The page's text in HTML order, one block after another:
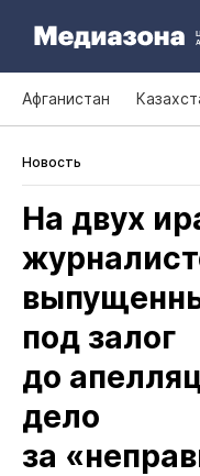
Афганистан
Новость
На двух
под залог
до
дело
за